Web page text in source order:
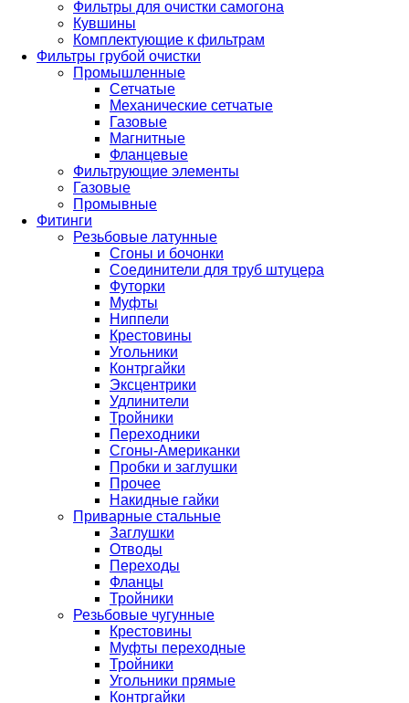
Фильтры для очистки самогона
Кувшины
Комплектующие к фильтрам
Фильтры грубой очистки
Промышленные
Сетчатые
Механические сетчатые
Газовые
Магнитные
Фланцевые
Фильтрующие элементы
Газовые
Промывные
Фитинги
Резьбовые латунные
Сгоны и бочонки
Соединители для труб штуцера
Футорки
Муфты
Ниппели
Крестовины
Угольники
Контргайки
Эксцентрики
Удлинители
Тройники
Переходники
Сгоны-Американки
Пробки и заглушки
Прочее
Накидные гайки
Приварные стальные
Заглушки
Отводы
Переходы
Фланцы
Тройники
Резьбовые чугунные
Крестовины
Муфты переходные
Тройники
Угольники прямые
Контргайки